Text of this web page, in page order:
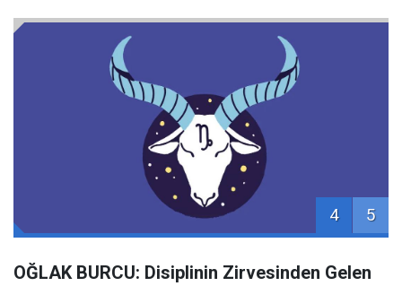
4 5
OĞLAK BURCU: Disiplinin Zirvesinden Gelen